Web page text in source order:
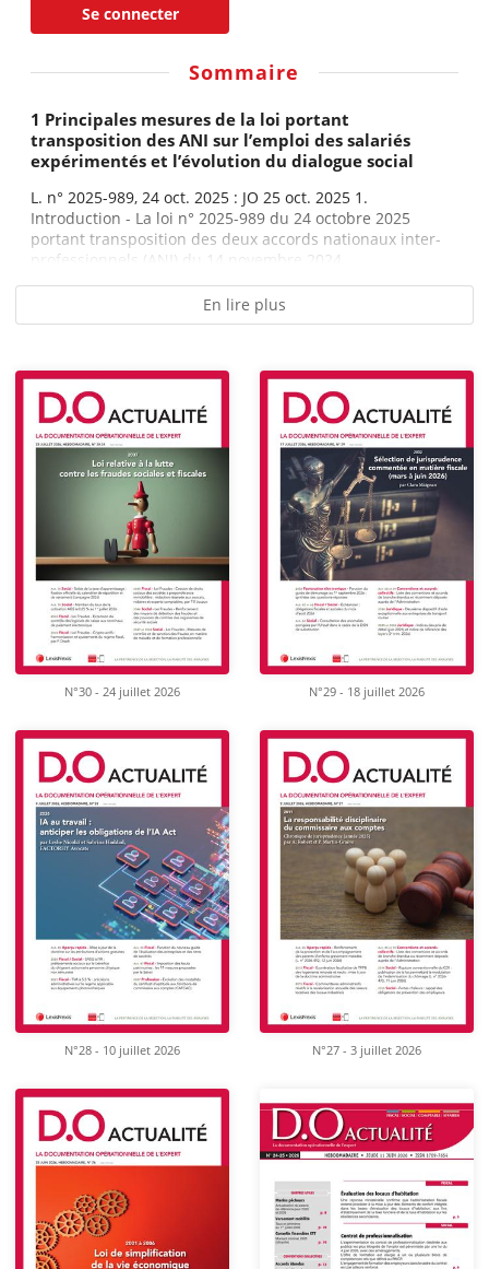
Se connecter
Sommaire
1 Principales mesures de la loi portant
transposition des ANI sur l’emploi des salariés
expérimentés et l’évolution du dialogue social
L. n° 2025-989, 24 oct. 2025 : JO 25 oct. 2025 1.
Introduction - La loi n° 2025-989 du 24 octobre 2025
portant transposition des deux accords nationaux inter-
professionnels (ANI) du 14 novembre 2024...
En lire plus
N°30 - 24 juillet 2026 N°29 - 18 juillet 2026
N°28 - 10 juillet 2026 N°27 - 3 juillet 2026